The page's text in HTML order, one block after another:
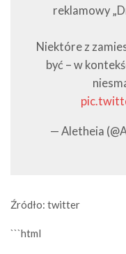
reklamowy
Niektóre z
być – w
— Aletheia
Źródło: twitter
```html